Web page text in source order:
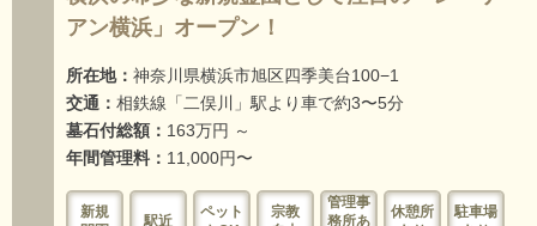
アン横浜」オープン！
所在地： 神奈川県横浜市旭区四季美台100−1
交通： 相鉄線「二俣川」駅より車で約3〜5分
墓石付総額： 163万円 ～
年間管理料： 11,000円〜
新規
駅近
ペット
宗教
管理事
務所あ
休憩所
駐車場